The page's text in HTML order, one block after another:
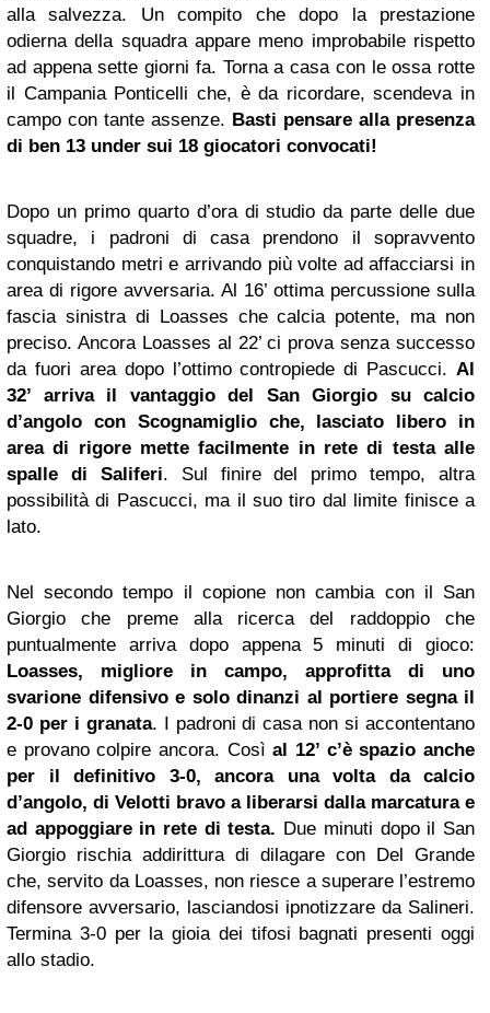
alla salvezza. Un compito che dopo la prestazione
odierna della squadra appare meno improbabile rispetto
ad appena sette giorni fa. Torna a casa con le ossa rotte
il Campania Ponticelli che, è da ricordare, scendeva in
campo con tante assenze. Basti pensare alla presenza
di ben 13 under sui 18 giocatori convocati!
Dopo un primo quarto d’ora di studio da parte delle due
squadre, i padroni di casa prendono il sopravvento
conquistando metri e arrivando più volte ad affacciarsi in
area di rigore avversaria. Al 16’ ottima percussione sulla
fascia sinistra di Loasses che calcia potente, ma non
preciso. Ancora Loasses al 22’ ci prova senza successo
da fuori area dopo l’ottimo contropiede di Pascucci. Al
32’ arriva il vantaggio del San Giorgio su calcio
d’angolo con Scognamiglio che, lasciato libero in
area di rigore mette facilmente in rete di testa alle
spalle di Saliferi. Sul finire del primo tempo, altra
possibilità di Pascucci, ma il suo tiro dal limite finisce a
lato.
Nel secondo tempo il copione non cambia con il San
Giorgio che preme alla ricerca del raddoppio che
puntualmente arriva dopo appena 5 minuti di gioco:
Loasses, migliore in campo, approfitta di uno
svarione difensivo e solo dinanzi al portiere segna il
2-0 per i granata. I padroni di casa non si accontentano
e provano colpire ancora. Cosìal 12’ c’è spazio anche
per il definitivo 3-0, ancora una volta da calcio
d’angolo, di Velotti bravo a liberarsi dalla marcatura e
ad appoggiare in rete di testa. Due minuti dopo il San
Giorgio rischia addirittura di dilagare con Del Grande
che, servito da Loasses, non riesce a superare l’estremo
difensore avversario, lasciandosi ipnotizzare da Salineri.
Termina 3-0 per la gioia dei tifosi bagnati presenti oggi
allo stadio.